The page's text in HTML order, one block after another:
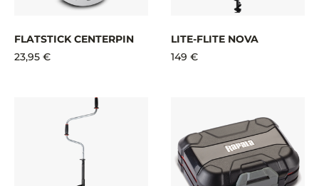
FLATSTICK CENTERPIN
23,95 €
LITE-FLITE NOVA
149 €